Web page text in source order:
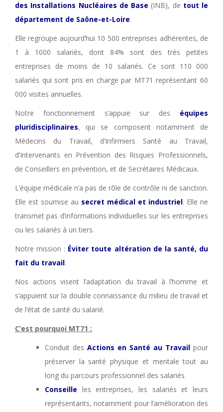
des Installations Nucléaires de Base (INB), de tout le
département de Saône-et-Loire.
Elle regroupe aujourd’hui 10 500 entreprises adhérentes, de
1 à 1000 salariés, dont 84% sont des très petites
entreprises de moins de 10 salariés. Ce sont 110 000
salariés qui sont pris en charge par MT71 représentant 60
000 visites annuelles.
Notre fonctionnement s’appuie sur des équipes
pluridisciplinaires, qui se composent notamment de
Médecins du Travail, d’Infirmiers Santé au Travail,
d’Intervenants en Prévention des Risques Professionnels,
de Conseillers en prévention, et de Secrétaires Médicaux.
L’équipe médicale n’a pas de rôle de contrôle ni de sanction.
Elle est soumise au secret médical et industriel. Elle ne
transmet pas d’informations individuelles sur les entreprises
ou les salariés à un tiers.
Notre mission : Éviter toute altération de la santé, du
fait du travail.
Nos actions visent l’adaptation du travail à l’homme et
s’appuient sur la double connaissance du milieu de travail et
de l’état de santé du salarié.
C’est pourquoi MT71 :
Conduit des Actions en Santé au Travail pour
préserver la santé physique et mentale tout au
long du parcours professionnel des salariés
Conseille les entreprises, les salariés et leurs
représentants, notamment pour l’amélioration des